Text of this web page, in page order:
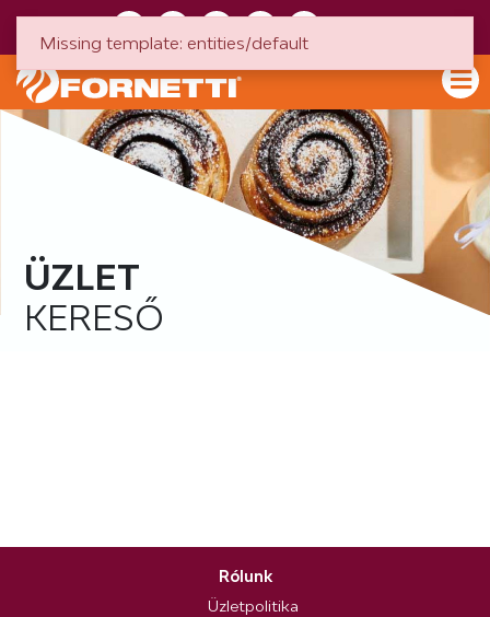
ÜZLET
KERESŐ
Rólunk
Üzletpolitika
Missing template: entities/default